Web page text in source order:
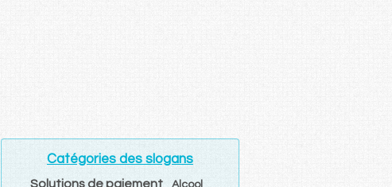
Catégories des slogans
Solutions de paiement Alcool